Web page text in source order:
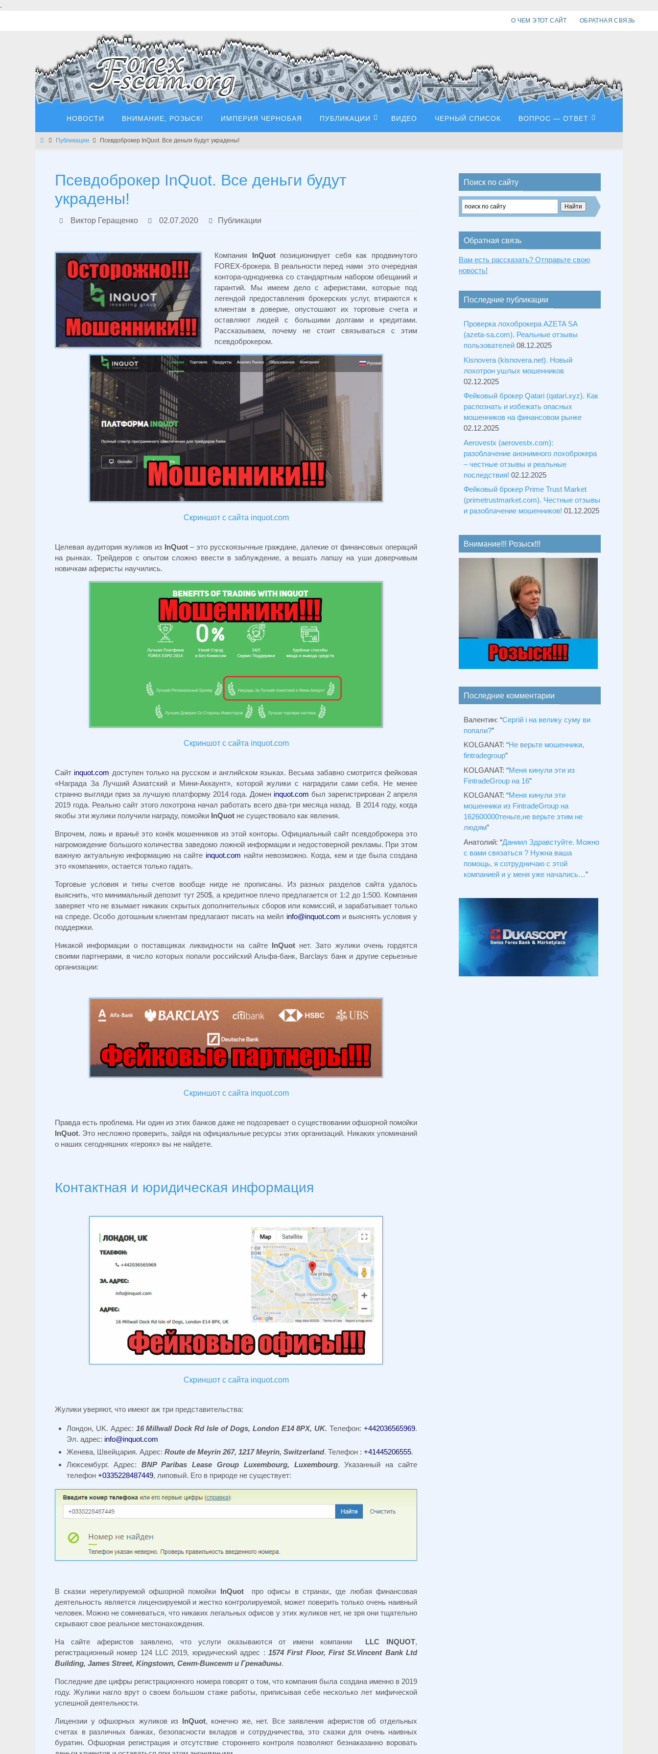
.
О ЧЕМ ЭТОТ САЙТ ОБРАТНАЯ СВЯЗЬ
НОВОСТИ ВНИМАНИЕ, РОЗЫСК! ИМПЕРИЯ ЧЕРНОБАЯ ПУБЛИКАЦИИ ВИДЕО ЧЕРНЫЙ СПИСОК ВОПРОС — ОТВЕТ
Главная
Публикации Псевдоброкер InQuot. Все деньги будут украдены!
Псевдоброкер InQuot. Все деньги будут
украдены!
Виктор Геращенко 02.07.2020 Публикации
Компания InQuotпозиционирует себя как продвинутого
FOREX-брокера. В реальности перед нами это очередная
контора-однодневка со стандартным набором обещаний и
гарантий. Мы имеем дело с аферистами, которые под
легендой предоставления брокерских услуг, втираются к
клиентам в доверие, опустошают их торговые счета и
оставляют людей с большими долгами и кредитами.
Рассказываем, почему не стоит связываться с этим
псевдоброкером.
Скриншот с сайта inquot.com
Целевая аудитория жуликов из InQuot– это русскоязычные граждане, далекие от финансовых операций
на рынках. Трейдеров с опытом сложно ввести в заблуждение, а вешать лапшу на уши доверчивым
новичкам аферисты научились.
Скриншот с сайта inquot.com
Сайт inquot.com доступен только на русском и английском языках. Весьма забавно смотрится фейковая
«Награда За Лучший Азиатский и Мини-Аккаунт», которой жулики с наградили сами себя. Не менее
странно выгляди приз за лучшую платформу 2014 года. Домен inquot.com был зарегистрирован 2 апреля
2019 года. Реально сайт этого лохотрона начал работать всего два-три месяца назад. В 2014 году, когда
якобы эти жулики получили награду, помойки InQuot не существовало как явления.
Впрочем, ложь и враньё это конёк мошенников из этой конторы. Официальный сайт псевдоброкера это
нагромождение большого количества заведомо ложной информации и недостоверной рекламы. При этом
важную актуальную информацию на сайте inquot.com найти невозможно. Когда, кем и где была создана
это «компания», остается только гадать.
Торговые условия и типы счетов вообще нигде не прописаны. Из разных разделов сайта удалось
выяснить, что минимальный депозит тут 250$, а кредитное плечо предлагается от 1:2 до 1:500. Компания
заверяет что не взымает никаких скрытых дополнительных сборов или комиссий, и зарабатывает только
на спреде. Особо дотошным клиентам предлагают писать на мейл info@inquot.com и выяснять условия у
поддержки.
Никакой информации о поставщиках ликвидности на сайте InQuotнет. Зато жулики очень гордятся
своими партнерами, в число которых попали российский Альфа-банк, Barclays банк и другие серьезные
организации:
Скриншот с сайта inquot.com
Правда есть проблема. Ни один из этих банков даже не подозревает о существовании офшорной помойки
InQuot. Это несложно проверить, зайдя на официальные ресурсы этих организаций. Никаких упоминаний
о наших сегодняшних «героях» вы не найдете.
Контактная и юридическая информация
Скриншот с сайта inquot.com
Жулики уверяют, что имеют аж три представительства:
Лондон, UK. Адрес: 16 Millwall Dock Rd Isle of Dogs, London E14 8PX, UK. Телефон:+442036565969.
Эл. адрес: info@inquot.com
Женева, Швейцария. Адрес: Route de Meyrin 267, 1217 Meyrin, Switzerland. Телефон : +41445206555.
Люксембург. Адрес: BNP Paribas Lease Group Luxembourg, Luxembourg. Указанный на сайте
телефон +0335228487449, липовый. Его в природе не существует:
В сказки нерегулируемой офшорной помойки InQuot про офисы в странах, где любая финансовая
деятельность является лицензируемой и жестко контролируемой, может поверить только очень наивный
человек. Можно не сомневаться, что никаких легальных офисов у этих жуликов нет, не зря они тщательно
скрывают свое реальное местонахождения.
На сайте аферистов заявлено, что услуги оказываются от имени компании LLC INQUOT,
регистрационный номер 124 LLC 2019, юридический адрес : 1574 First Floor, First St.Vincent Bank Ltd
Building, James Street, Kingstown, Сент-Винсент и Гренадины.
Последние две цифры регистрационного номера говорят о том, что компания была создана именно в 2019
году. Жулики нагло врут о своем большом стаже работы, приписывая себе несколько лет мифической
успешной деятельности.
Лицензии у офшорных жуликов из InQuot, конечно же, нет. Все заявления аферистов об отдельных
счетах в различных банках, безопасности вкладов и сотрудничества, это сказки для очень наивных
буратин. Офшорная регистрация и отсутствие стороннего контроля позволяют безнаказанно воровать
Поиск по сайту
Обратная связь
Вам есть рассказать? Отправьте свою
новость!
Последние публикации
Проверка лохоброкера AZETA SA
(azeta-sa.com). Реальные отзывы
пользователей 08.12.2025
Kisnovera (kisnovera.net). Новый
лохотрон ушлых мошенников
02.12.2025
Фейковый брокер Qatari (qatari.xyz). Как
распознать и избежать опасных
мошенников на финансовом рынке
02.12.2025
Aerovestx (aerovestx.com):
разоблачение анонимного лохоброкера
– честные отзывы и реальные
последствия! 02.12.2025
Фейковый брокер Prime Trust Market
(primetrustmarket.com). Честные отзывы
и разоблачение мошенников! 01.12.2025
Внимание!!! Розыск!!!
Последние комментарии
Валентин: “Сергій і на велику суму ви
попали?”
KOLGANAT: “Не верьте мошенники,
fintradegroup”
KOLGANAT: “Меня кинули эти из
FintradeGroup на 16”
KOLGANAT: “Меня кинули эти
мошенники из FintradeGroup на
162600000теньге,не верьте этим не
людям”
Анатолий: “Даниил Здравстуйте. Можно
с вами связаться ? Нужна ваша
помощь, я сотрудничаю с этой
компанией и у меня уже начались…”